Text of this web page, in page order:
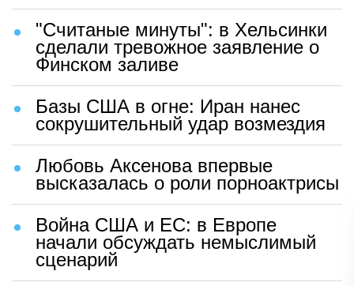
"Считаные минуты": в Хельсинки
сделали тревожное заявление о
Финском заливе
Базы США в огне: Иран нанес
сокрушительный удар возмездия
Любовь Аксенова впервые
высказалась о роли порноактрисы
Война США и ЕС: в Европе
начали обсуждать немыслимый
сценарий